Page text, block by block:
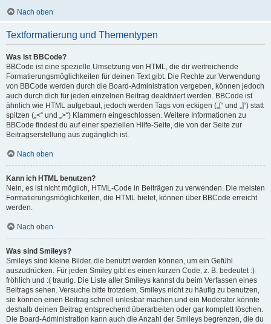
Nach oben
Textformatierung und Thementypen
Was ist BBCode?
BBCode ist eine spezielle Umsetzung von HTML, die dir weitreichende
Formatierungsmöglichkeiten für deinen Text gibt. Die Rechte zur Verwendung
von BBCode werden durch die Board-Administration vergeben, können jedoch
auch durch dich für jeden einzelnen Beitrag deaktiviert werden. BBCode ist
ähnlich wie HTML aufgebaut, jedoch werden Tags von eckigen („[“ und „]“) statt
spitzen („<“ und „>“) Klammern eingeschlossen. Weitere Informationen zu
BBCode findest du auf einer speziellen Hilfe-Seite, die von der Seite zur
Beitragserstellung aus zugänglich ist.
Nach oben
Kann ich HTML benutzen?
Nein, es ist nicht möglich, HTML-Code in Beiträgen zu verwenden. Die meisten
Formatierungsmöglichkeiten, die HTML bietet, können über BBCode erreicht
werden.
Nach oben
Was sind Smileys?
Smileys sind kleine Bilder, die benutzt werden können, um ein Gefühl
auszudrücken. Für jeden Smiley gibt es einen kurzen Code, z. B. bedeutet :)
fröhlich und :( traurig. Die Liste aller Smileys kannst du beim Verfassen eines
Beitrags sehen. Versuche bitte trotzdem, Smileys nicht zu häufig zu benutzen,
sie können einen Beitrag schnell unlesbar machen und ein Moderator könnte
deshalb deinen Beitrag entsprechend überarbeiten oder gar komplett löschen.
Die Board-Administration kann auch die Anzahl der Smileys begrenzen, die du